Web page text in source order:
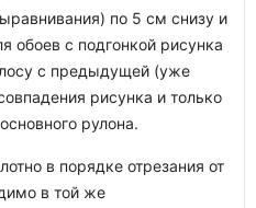
по 5 см снизу и
обоев с подгонкой рисунка
с предыдущей (уже
рисунка и только
рулона.
в порядке отрезания от
в той же